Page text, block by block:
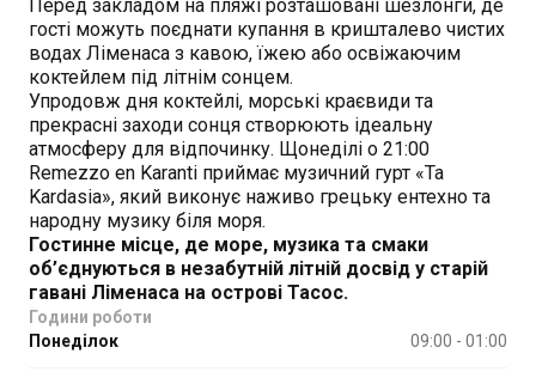
Перед закладом на пляжі розташовані шезлонги, де
гості можуть поєднати купання в кришталево чистих
водах Ліменаса з кавою, їжею або освіжаючим
коктейлем під літнім сонцем.
Упродовж дня коктейлі, морські краєвиди та
прекрасні заходи сонця створюють ідеальну
атмосферу для відпочинку. Щонеділі о 21:00
Remezzo en Karanti приймає музичний гурт «Ta
Kardasia», який виконує наживо грецьку ентехно та
народну музику біля моря.
Гостинне місце, де море, музика та смаки
об’єднуються в незабутній літній досвід у старій
гавані Ліменаса на острові Тасос.
Години роботи
Понеділок
09:00 - 01:00